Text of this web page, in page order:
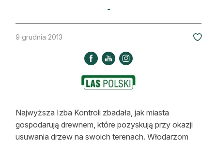
Nowe technologie
Kultura i historia
Dla drwala
Leśnik na zakupach
-
9 grudnia 2013
Najwyższa Izba Kontroli zbadała, jak miasta
gospodarują drewnem, które pozyskują przy okazji
usuwania drzew na swoich terenach. Włodarzom